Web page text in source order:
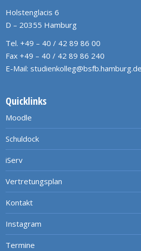
Holstenglacis 6
D – 20355 Hamburg
Tel. +49 – 40 / 42 89 86 00
Fax +49 – 40 / 42 89 86 240
E-Mail: studienkolleg@bsfb.hamburg.de
Quicklinks
Moodle
Schuldock
iServ
Vertretungsplan
Kontakt
Instagram
Termine